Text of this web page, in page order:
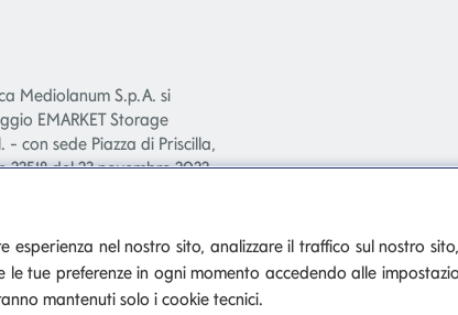
Mediolanum S.p.A. si
EMARKET Storage
- con sede Piazza di Priscilla,
del 23 novembre 2022.
nel nostro sito, analizzare il traffico sul nostro
tue preferenze in ogni momento accedendo alle
mantenuti solo i cookie tecnici.